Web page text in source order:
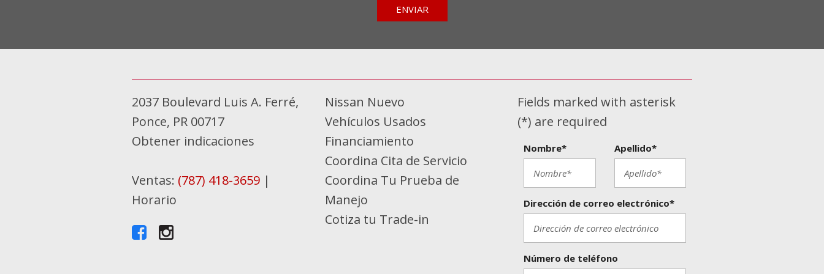
ENVIAR
2037 Boulevard Luis A. Ferré,
Ponce, PR 00717
Obtener indicaciones
Ventas: (787) 418-3659 |
Horario
Nissan Nuevo
Vehículos Usados
Financiamiento
Coordina Cita de Servicio
Coordina Tu Prueba de
Manejo
Cotiza tu Trade-in
Fields marked with asterisk
(*) are required
Nombre* Apellido*
Dirección de correo electrónico*
Número de teléfono